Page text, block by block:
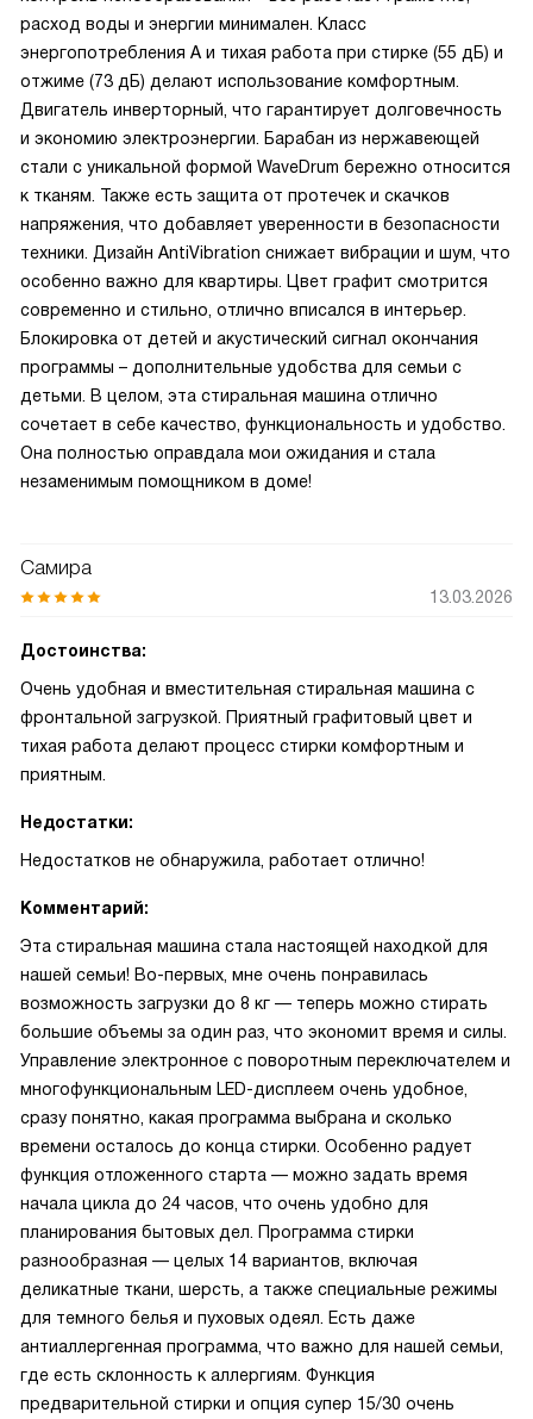
расход воды и энергии минимален. Класс
энергопотребления A и тихая работа при стирке (55 дБ) и
отжиме (73 дБ) делают использование комфортным.
Двигатель инверторный, что гарантирует долговечность
и экономию электроэнергии. Барабан из нержавеющей
стали с уникальной формой WaveDrum бережно относится
к тканям. Также есть защита от протечек и скачков
напряжения, что добавляет уверенности в безопасности
техники. Дизайн AntiVibration снижает вибрации и шум, что
особенно важно для квартиры. Цвет графит смотрится
современно и стильно, отлично вписался в интерьер.
Блокировка от детей и акустический сигнал окончания
программы – дополнительные удобства для семьи с
детьми. В целом, эта стиральная машина отлично
сочетает в себе качество, функциональность и удобство.
Она полностью оправдала мои ожидания и стала
незаменимым помощником в доме!
Самира
13.03.2026
Достоинства:
Очень удобная и вместительная стиральная машина с
фронтальной загрузкой. Приятный графитовый цвет и
тихая работа делают процесс стирки комфортным и
приятным.
Недостатки:
Недостатков не обнаружила, работает отлично!
Комментарий:
Эта стиральная машина стала настоящей находкой для
нашей семьи! Во-первых, мне очень понравилась
возможность загрузки до 8 кг — теперь можно стирать
большие объемы за один раз, что экономит время и силы.
Управление электронное с поворотным переключателем и
многофункциональным LED-дисплеем очень удобное,
сразу понятно, какая программа выбрана и сколько
времени осталось до конца стирки. Особенно радует
функция отложенного старта — можно задать время
начала цикла до 24 часов, что очень удобно для
планирования бытовых дел. Программа стирки
разнообразная — целых 14 вариантов, включая
деликатные ткани, шерсть, а также специальные режимы
для темного белья и пуховых одеял. Есть даже
антиаллергенная программа, что важно для нашей семьи,
где есть склонность к аллергиям. Функция
предварительной стирки и опция супер 15/30 очень